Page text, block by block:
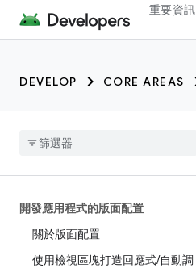
重要資訊
DEVELOP CORE AREAS
開發應用程式的版面配置
關於版面配置
使用檢視區塊打造回應式/自動調